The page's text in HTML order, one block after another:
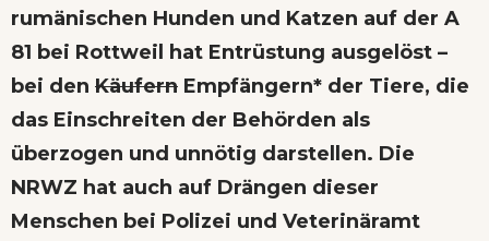
rumänischen Hunden und Katzen auf der A
81 bei Rottweil hat Entrüstung ausgelöst –
bei den Käufern Empfängern* der Tiere, die
das Einschreiten der Behörden als
überzogen und unnötig darstellen. Die
NRWZ hat auch auf Drängen dieser
Menschen bei Polizei und Veterinäramt